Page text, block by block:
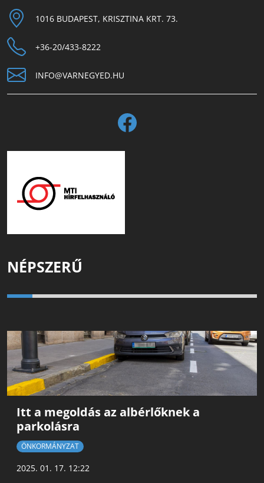
1016 BUDAPEST, KRISZTINA KRT. 73.
+36-20/433-8222
INFO@VARNEGYED.HU
NÉPSZERŰ
Itt a megoldás az albérlőknek a
parkolásra
ÖNKORMÁNYZAT
2025. 01. 17. 12:22